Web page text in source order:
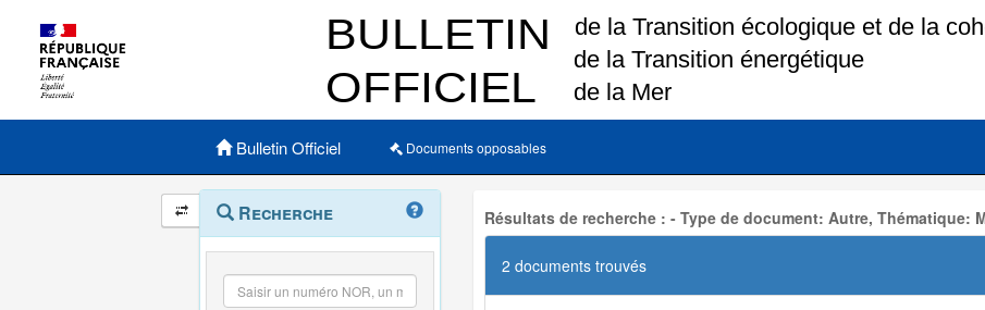
Menu principal
Bulletin Officiel Documents opposables
Navigation
et
outils
annexes
Menu
contextuel
Recherche Résultats de recherche : - Type de document: Autre, Thématique:
2 documents trouvés